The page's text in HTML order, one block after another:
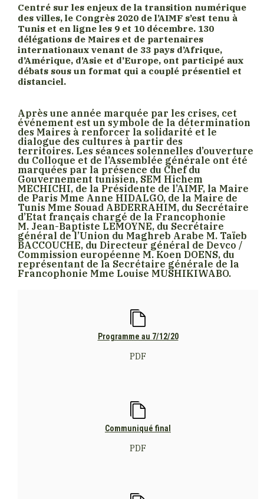
Centré sur les enjeux de la transition numérique
des villes, le Congrès 2020 de l’AIMF s’est tenu à
Tunis et en ligne les 9 et 10 décembre. 130
délégations de Maires et de partenaires
internationaux venant de 33 pays d’Afrique,
d’Amérique, d’Asie et d’Europe, ont participé aux
débats sous un format qui a couplé présentiel et
distanciel.
Après une année marquée par les crises, cet
événement est un symbole de la détermination
des Maires à renforcer la solidarité et le
dialogue des cultures à partir des
territoires. Les séances solennelles d’ouverture
du Colloque et de l’Assemblée générale ont été
marquées par la présence du Chef du
Gouvernement tunisien, SEM Hichem
MECHICHI, de la Présidente de l’AIMF, la Maire
de Paris Mme Anne HIDALGO, de la Maire de
Tunis Mme Souad ABDERRAHIM, du Secrétaire
d’Etat français chargé de la Francophonie
M. Jean-Baptiste LEMOYNE, du Secrétaire
général de l’Union du Maghreb Arabe M. Taïeb
BACCOUCHE, du Directeur général de Devco /
Commission européenne M. Koen DOENS, du
représentant de la Secrétaire générale de la
Francophonie Mme Louise MUSHIKIWABO.
Programme au 7/12/20
PDF
Communiqué final
PDF